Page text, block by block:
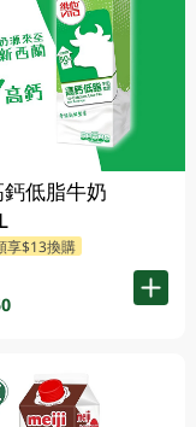
低脂牛奶
享$13換購